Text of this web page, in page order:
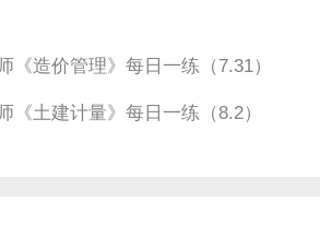
《造价管理》每日一练（7.31）
《土建计量》每日一练（8.2）